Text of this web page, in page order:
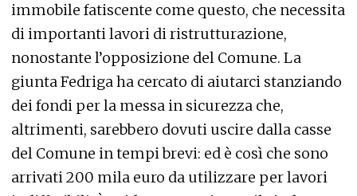
immobile fatiscente come questo, che necessita
di importanti lavori di ristrutturazione,
nonostante l’opposizione del Comune. La
giunta Fedriga ha cercato di aiutarci stanziando
dei fondi per la messa in sicurezza che,
altrimenti, sarebbero dovuti uscire dalla casse
del Comune in tempi brevi: ed è così che sono
arrivati 200 mila euro da utilizzare per lavori